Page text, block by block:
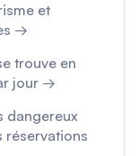
et
→
trouve en
jour →
dangereux
réservations